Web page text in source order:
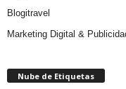
Blogitravel
Marketing Digital &
Nube de Etiquetas